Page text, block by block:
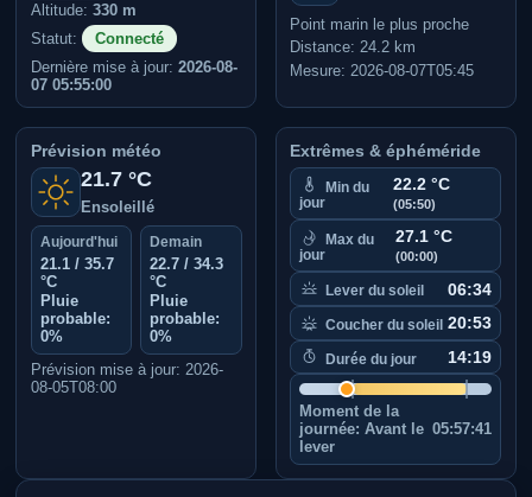
Altitude: 330 m
Statut:
Connecté
Dernière mise à jour: 2026-08-
07 05:55:00
Point marin le plus proche
Distance: 24.2 km
Mesure: 2026-08-07T05:45
Prévision météo
21.7 °C
Ensoleillé
Aujourd'hui
21.1 / 35.7
°C
Pluie
probable:
0%
Demain
22.7 / 34.3
°C
Pluie
probable:
0%
Prévision mise à jour: 2026-
08-05T08:00
Extrêmes & éphéméride
Min du
jour
22.2 °C
(05:50)
Max du
jour
27.1 °C
(00:00)
Lever du soleil 06:34
Coucher du soleil 20:53
Durée du jour 14:19
Moment de la
journée:Avant le
lever
05:57:41